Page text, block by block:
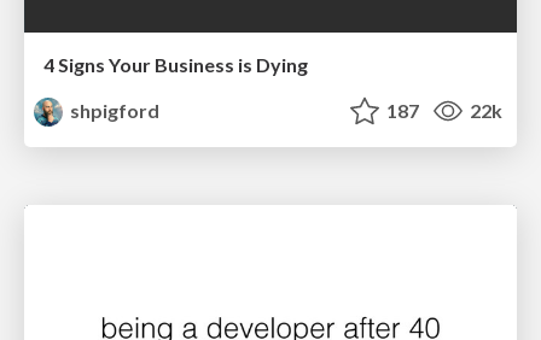
4 Signs Your Business is Dying
shpigford
187 22k